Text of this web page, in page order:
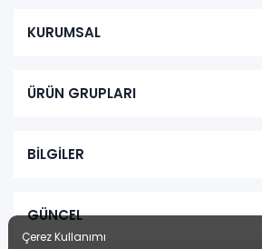
KURUMSAL
ÜRÜN GRUPLARI
BİLGİLER
GÜNCEL
Çerez Kullanımı